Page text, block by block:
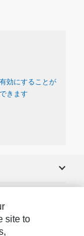
有効にすることが
できます
site to